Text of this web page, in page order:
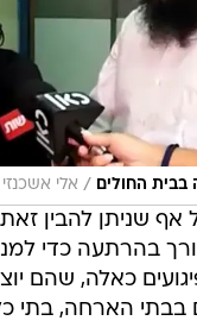
החולים / אלי אשכנזי
אף שניתן להבין
בהרתעה כדי
כאלה, שהם
בבתי הארחה,